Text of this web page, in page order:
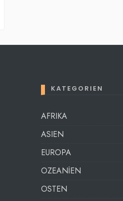
KATEGORIEN
AFRIKA
ASIEN
EUROPA
OZEANİEN
OSTEN